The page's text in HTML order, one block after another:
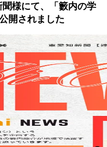
聞様にて、「籔内の学
開されました